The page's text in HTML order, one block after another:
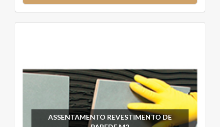
ASSENTAMENTO REVESTIMENTO DE